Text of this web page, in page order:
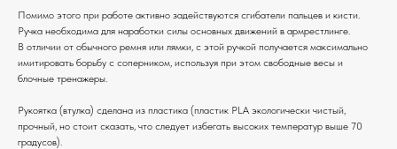
Помимо этого при работе активно задействуются сгибатели пальцев и кисти.
Ручка необходима для наработки силы основных движений в армрестлинге.
В отличии от обычного ремня или лямки, с этой ручкой получается максимально
имитировать борьбу с соперником, используя при этом свободные весы и
блочные тренажеры.
Рукоятка (втулка) сделана из пластика (пластик PLA экологически чистый,
прочный, но стоит сказать, что следует избегать высоких температур выше 70
градусов).